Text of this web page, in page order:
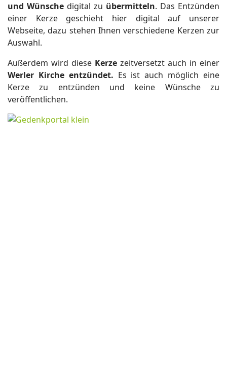
und Wünsche digital zu übermitteln. Das Entzünden
einer Kerze geschieht hier digital auf unserer
Webseite, dazu stehen Ihnen verschiedene Kerzen zur
Auswahl.
Außerdem wird diese Kerze zeitversetzt auch in einer
Werler Kirche entzündet. Es ist auch möglich eine
Kerze zu entzünden und keine Wünsche zu
veröffentlichen.